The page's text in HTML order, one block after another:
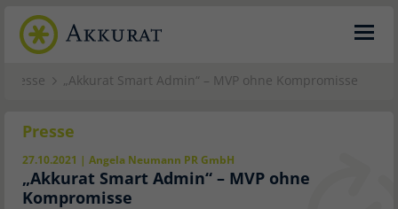
Presse „Akkurat Smart Admin“ – MVP ohne Kompromisse
Presse
27.10.2021 | Angela Neumann PR GmbH
„Akkurat Smart Admin“ – MVP ohne
Kompromisse